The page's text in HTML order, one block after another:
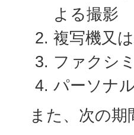
よる撮影
複写機又
ファクシ
パーソナ
また、次の